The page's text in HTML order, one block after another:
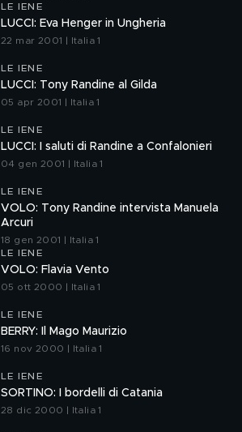
LE IENE
LUCCI: Eva Henger in Ungheria
22 mar 2001 | Italia 1
LE IENE
LUCCI: Tony Randine al Gilda
05 apr 2001 | Italia 1
LE IENE
LUCCI: I saluti di Randine a Confalonieri
04 gen 2001 | Italia 1
LE IENE
VOLO: Tony Randine intervista Manuela
Arcuri
18 gen 2001 | Italia 1
LE IENE
VOLO: Flavia Vento
05 ott 2000 | Italia 1
LE IENE
BERRY: Il Mago Maurizio
16 nov 2000 | Italia 1
LE IENE
SORTINO: I bordelli di Catania
28 dic 2000 | Italia 1